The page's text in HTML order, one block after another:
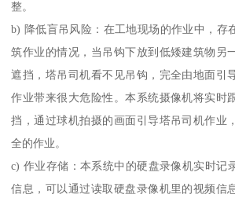
整。
b) 降低盲吊风险：在工地现场的作业中，存
筑作业的情况，当吊钩下放到低矮建筑物另
遮挡，塔吊司机看不见吊钩，完全由地面引
作业带来很大危险性。本系统摄像机将实时
挡，通过球机拍摄的画面引导塔吊司机作业
全的作业。
c) 作业存储：本系统中的硬盘录像机实时记
信息，可以通过读取硬盘录像机里的视频信